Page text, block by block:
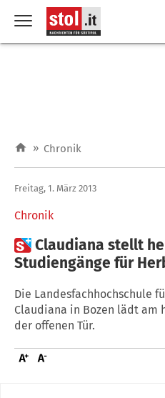
» Chronik
Chronik
Freitag, 1. März 2013
Claudiana stellt
Studiengänge für
Die Landesfachhochschule
Claudiana in Bozen lädt am
der offenen Tür.